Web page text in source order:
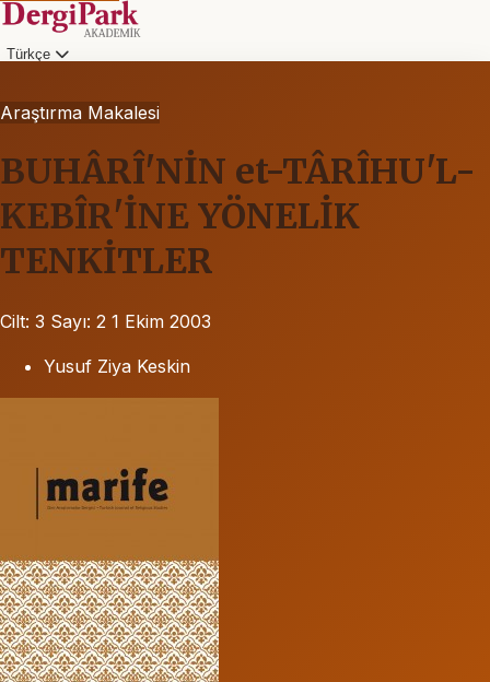
Türkçe
Araştırma Makalesi
BUHÂRÎ'NİN et-TÂRÎHU'L-
KEBÎR'İNE YÖNELİK
TENKİTLER
Cilt: 3 Sayı: 2 1 Ekim 2003
Yusuf Ziya Keskin